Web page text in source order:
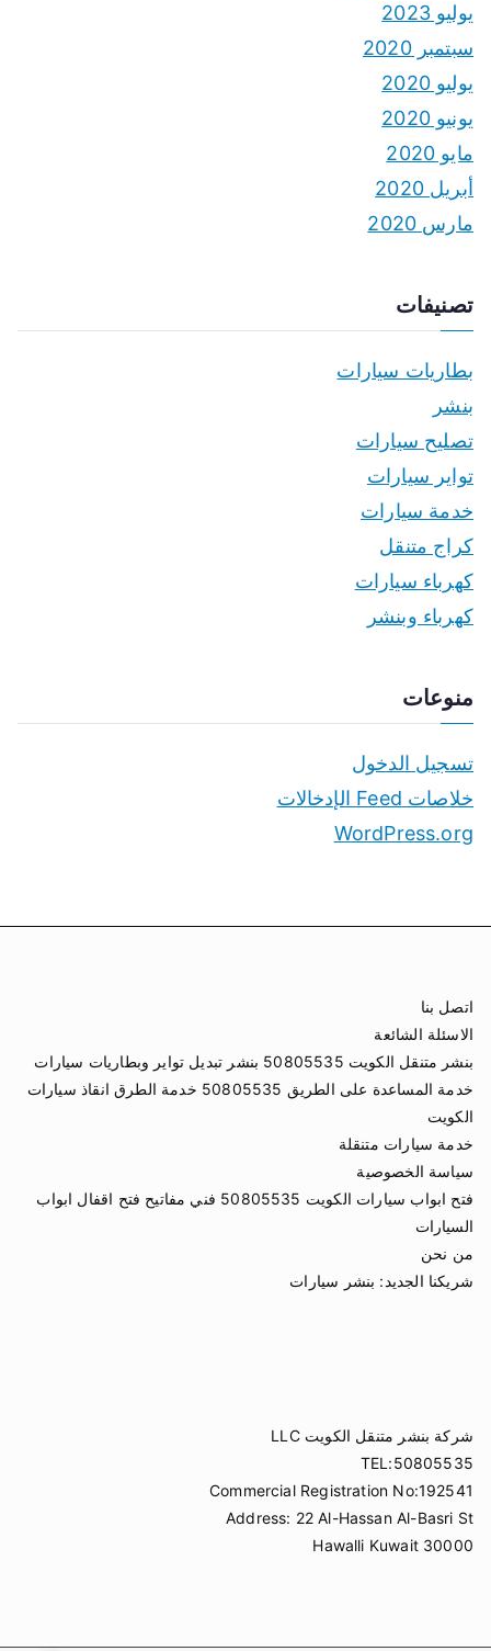
يوليو 2023
سبتمبر 2020
يوليو 2020
يونيو 2020
مايو 2020
أبريل 2020
مارس 2020
تصنيفات
بطاريات سيارات
بنشر
تصليح سيارات
تواير سيارات
خدمة سيارات
كراج متنقل
كهرباء سيارات
كهرباء وبنشر
منوعات
تسجيل الدخول
خلاصات Feed الإدخالات
WordPress.org
اتصل بنا
الاسئلة الشائعة
بنشر متنقل الكويت 50805535 بنشر تبديل تواير وبطاريات سيارات
خدمة المساعدة على الطريق 50805535 خدمة الطرق انقاذ سيارات
الكويت
خدمة سيارات متنقلة
سياسة الخصوصية
فتح ابواب سيارات الكويت 50805535 فني مفاتيح فتح اقفال ابواب
السيارات
من نحن
شريكنا الجديد: بنشر سيارات
شركة بنشر متنقل الكويت LLC
TEL:50805535
Commercial Registration No:192541
Address: 22 Al-Hassan Al-Basri St
Hawalli Kuwait 30000